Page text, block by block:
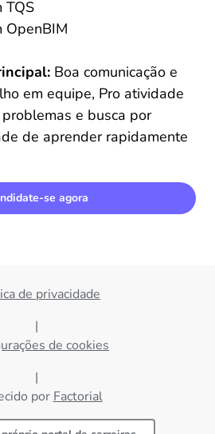
TQS
OpenBIM
Boa comunicação e
em equipe, Pro atividade
e busca por
de aprender rapidamente
se agora
de privacidade
|
de cookies
|
por Factorial